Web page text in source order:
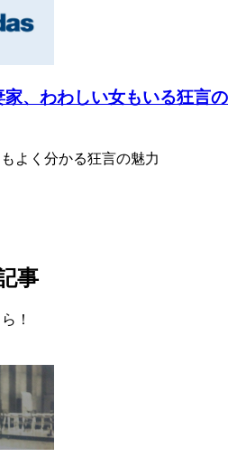
、わわしい女もいる狂言の
よく分かる狂言の魅力
事
！